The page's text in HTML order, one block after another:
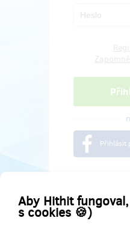
Aby Hithit
s cookies 🍪)
Přihlásit